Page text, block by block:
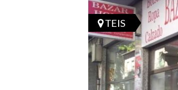
TEIS